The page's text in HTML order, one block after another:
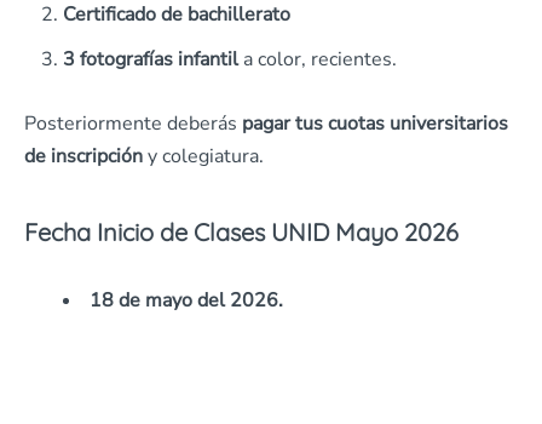
Certificado de bachillerato
3 fotografías infantila color, recientes.
Posteriormente deberás pagar tus cuotas universitarios
de inscripcióny colegiatura.
Fecha Inicio de Clases UNID Mayo 2026
18 de mayo del 2026.